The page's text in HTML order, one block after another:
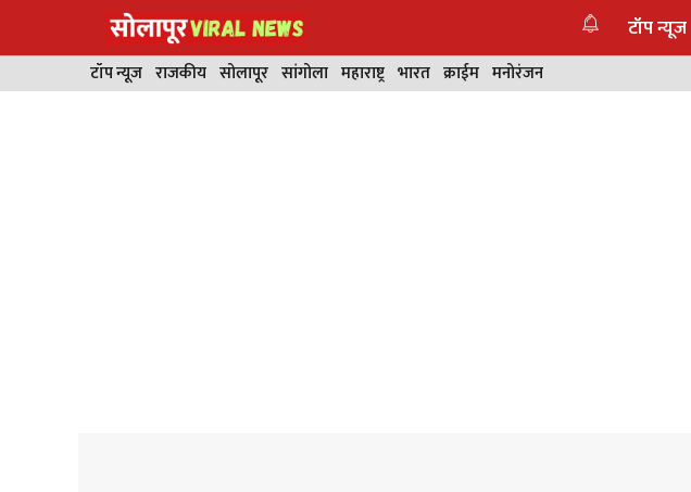
टॉप न्यूज
टॉप न्यूज राजकीय सोलापूर सांगोला महाराष्ट्र भारत क्राईम मनोरंजन